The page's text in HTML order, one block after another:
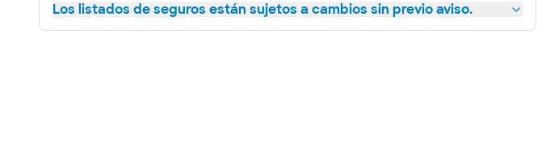
Los listados de seguros están sujetos a cambios sin previo aviso.